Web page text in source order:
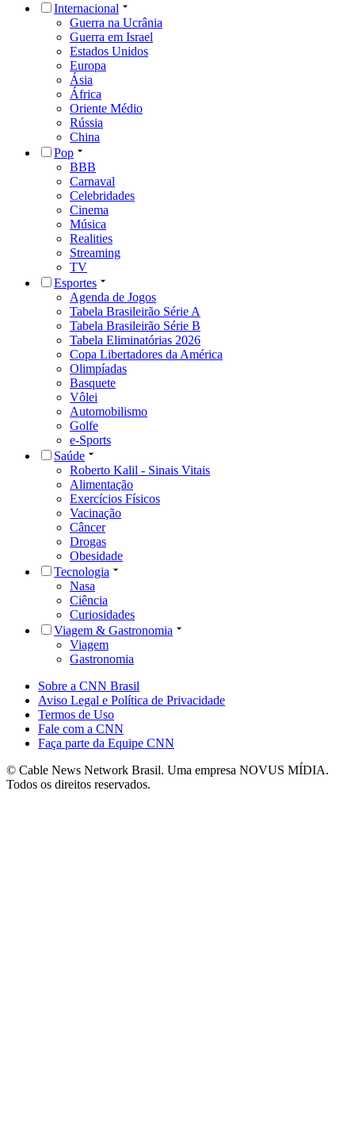
Internacional
Guerra na Ucrânia
Guerra em Israel
Estados Unidos
Europa
Ásia
África
Oriente Médio
Rússia
China
Pop
BBB
Carnaval
Celebridades
Cinema
Música
Realities
Streaming
TV
Esportes
Agenda de Jogos
Tabela Brasileirão Série A
Tabela Brasileirão Série B
Tabela Eliminatórias 2026
Copa Libertadores da América
Olimpíadas
Basquete
Vôlei
Automobilismo
Golfe
e-Sports
Saúde
Roberto Kalil - Sinais Vitais
Alimentação
Exercícios Físicos
Vacinação
Câncer
Drogas
Obesidade
Tecnologia
Nasa
Ciência
Curiosidades
Viagem & Gastronomia
Viagem
Gastronomia
Sobre a CNN Brasil
Aviso Legal e Política de Privacidade
Termos de Uso
Fale com a CNN
Faça parte da Equipe CNN
© Cable News Network Brasil. Uma empresa NOVUS MÍDIA.
Todos os direitos reservados.